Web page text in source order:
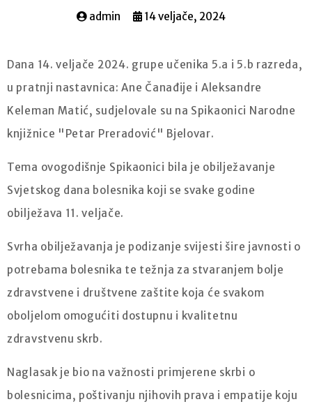
admin 14 veljače, 2024
Dana 14. veljače 2024. grupe učenika 5.a i 5.b razreda,
u pratnji nastavnica: Ane Čanađije i Aleksandre
Keleman Matić, sudjelovale su na Spikaonici Narodne
knjižnice "Petar Preradović" Bjelovar.
Tema ovogodišnje Spikaonici bila je obilježavanje
Svjetskog dana bolesnika koji se svake godine
obilježava 11. veljače.
Svrha obilježavanja je podizanje svijesti šire javnosti o
potrebama bolesnika te težnja za stvaranjem bolje
zdravstvene i društvene zaštite koja će svakom
oboljelom omogućiti dostupnu i kvalitetnu
zdravstvenu skrb.
Naglasak je bio na važnosti primjerene skrbi o
bolesnicima, poštivanju njihovih prava i empatije koju